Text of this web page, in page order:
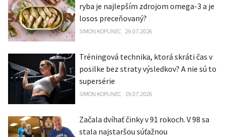
ryba je najlepším zdrojom omega-3 a je
losos preceňovaný?
SIMON KOPUNEC 29.07.2026
Tréningová technika, ktorá skráti čas v
posilke bez straty výsledkov? A nie sú to
supersérie
SIMON KOPUNEC 19.07.2026
Začala dvíhať činky v 91 rokoch. V 98 sa
stala najstaršou súťažnou